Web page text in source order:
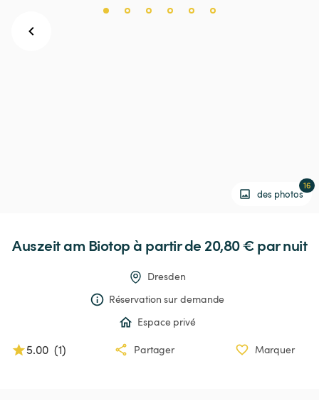
des photos
16
Auszeitam Biotop à partir de 20,80 € par nuit
Dresden
Réservation sur demande
Espace privé
5.00 (1) Partager Marquer